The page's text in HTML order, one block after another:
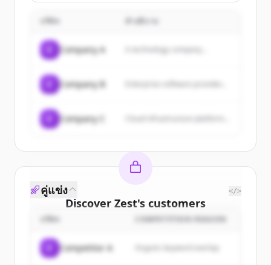
คำอธิบาย
Company A A technology company...
Company B
Company C
Discover Zest's customers
Sign up for free to view allcustomers
New accounts include trial credits to
คู่แข่ง </>
COMPETITION REASON
Competitor A Organic keyword overlap